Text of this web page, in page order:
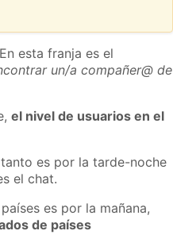
esta franja es el
un/a compañer@ de
el nivel de usuarios en el
es por la tarde-noche
el chat.
es por la mañana,
de países